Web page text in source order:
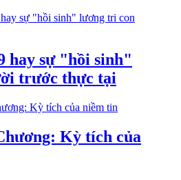
hay sự "hồi sinh"
trước thực tại
Kỳ tích của